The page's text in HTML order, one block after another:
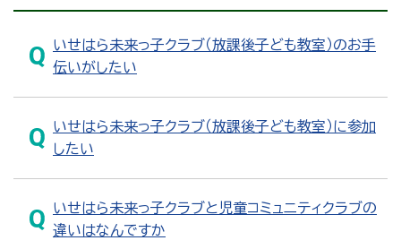
いせはら未来っ子クラブ（放課後子ども教室）のお手
伝いがしたい
いせはら未来っ子クラブ（放課後子ども教室）に参加
したい
いせはら未来っ子クラブと児童コミュニティクラブの
違いはなんですか